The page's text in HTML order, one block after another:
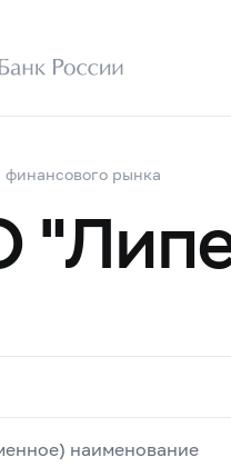
финансового рынка
наименование